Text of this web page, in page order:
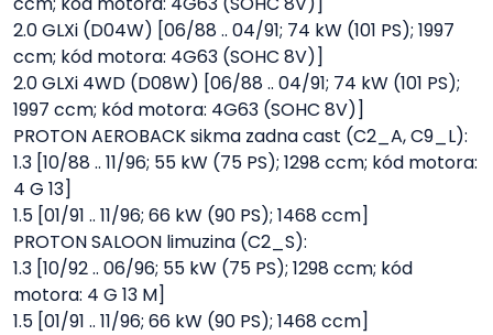
2.0 GLXi (D04W) [06/88 .. 04/91; 74 kW (101 PS); 1997
ccm; kód motora: 4G63 (SOHC 8V)]
2.0 GLXi 4WD (D08W) [06/88 .. 04/91; 74 kW (101 PS);
1997 ccm; kód motora: 4G63 (SOHC 8V)]
PROTON AEROBACK sikma zadna cast (C2_A, C9_L):
1.3 [10/88 .. 11/96; 55 kW (75 PS); 1298 ccm; kód motora:
4 G 13]
1.5 [01/91 .. 11/96; 66 kW (90 PS); 1468 ccm]
PROTON SALOON limuzina (C2_S):
1.3 [10/92 .. 06/96; 55 kW (75 PS); 1298 ccm; kód
motora: 4 G 13 M]
1.5 [01/91 .. 11/96; 66 kW (90 PS); 1468 ccm]